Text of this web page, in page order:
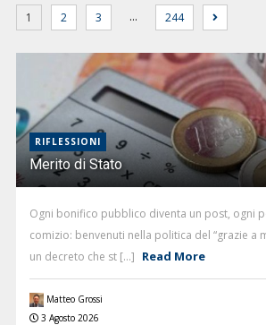
1 2 3 … 244
RIFLESSIONI
Merito di Stato
Ogni bonifico pubblico diventa un post, ogni
comizio: benvenuti nella politica del “grazie a
un decreto che st [...] Read More
Matteo Grossi
3 Agosto 2026